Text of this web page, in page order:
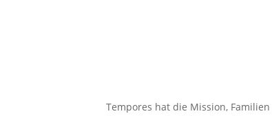
Tempores hat die Mission,